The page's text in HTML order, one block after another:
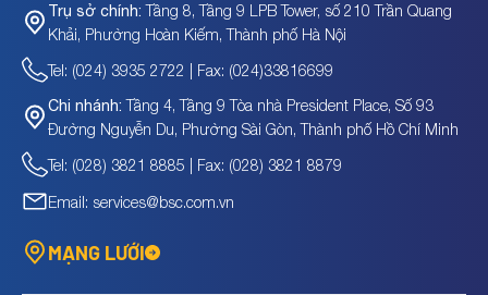
Trụ sở chính: Tầng 8, Tầng 9 LPB Tower, số 210 Trần Quang
Khải, Phường Hoàn Kiếm, Thành phố Hà Nội
Tel: (024) 3935 2722 | Fax: (024)33816699
Chi nhánh: Tầng 4, Tầng 9 Tòa nhà President Place, Số 93
Đường Nguyễn Du, Phường Sài Gòn, Thành phố Hồ Chí Minh
Tel: (028) 3821 8885 | Fax: (028) 3821 8879
Email: services@bsc.com.vn
MẠNG LƯỚI